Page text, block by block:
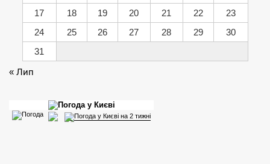
17
18 19 20 21 22
23
24
25 26 27 28 29
30
31
« Лип